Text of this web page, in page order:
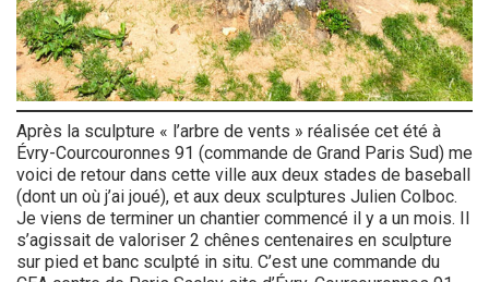
Après la sculpture « l’arbre de vents » réalisée cet été à
Évry-Courcouronnes 91 (commande de Grand Paris Sud) me
voici de retour dans cette ville aux deux stades de baseball
(dont un où j’ai joué), et aux deux sculptures Julien Colboc.
Je viens de terminer un chantier commencé il y a un mois. Il
s’agissait de valoriser 2 chênes centenaires en sculpture
sur pied et banc sculpté in situ. C’est une commande du